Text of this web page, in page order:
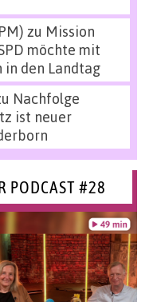
zu Mission
möchte mit
in den Landtag
Nachfolge
ist neuer
PODCAST #28